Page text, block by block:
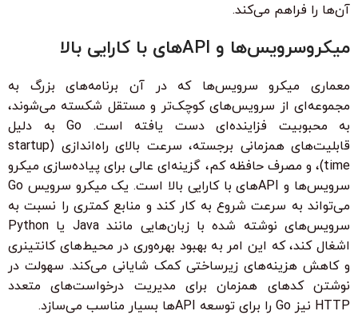
آن‌ها را فراهم می‌کند.
میکروسرویس‌ها و APIهای با کارایی بالا
معماری میکرو سرویس‌ها که در آن برنامه‌های بزرگ به
مجموعه‌ای از سرویس‌های کوچک‌تر و مستقل شکسته می‌شوند،
به محبوبیت فزاینده‌ای دست یافته است. Go به دلیل
قابلیت‌های همزمانی برجسته، سرعت بالای راه‌اندازی (startup
time)، و مصرف حافظه کم، گزینه‌ای عالی برای پیاده‌سازی میکرو
سرویس‌ها و APIهای با کارایی بالا است. یک میکرو سرویس Go
می‌تواند به سرعت شروع به کار کند و منابع کمتری را نسبت به
سرویس‌های نوشته شده با زبان‌هایی مانند Java یا Python
اشغال کند، که این امر به بهبود بهره‌وری در محیط‌های کانتینری
و کاهش هزینه‌های زیرساختی کمک شایانی می‌کند. سهولت در
نوشتن کدهای همزمان برای مدیریت درخواست‌های متعدد
HTTP نیز Go را برای توسعه APIها بسیار مناسب می‌سازد.